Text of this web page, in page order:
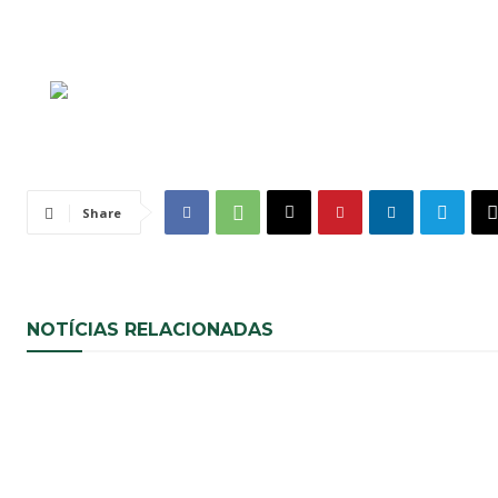
Share
NOTÍCIAS RELACIONADAS